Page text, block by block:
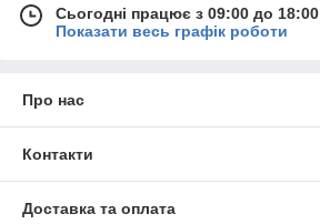
Сьогодні працює з 09:00 до 18:00
Показати весь графік роботи
Про нас
Контакти
Доставка та оплата